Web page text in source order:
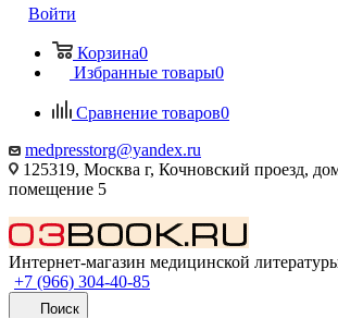
Войти
Корзина0
Избранные товары0
Сравнение товаров0
medpresstorg@yandex.ru
125319, Москва г, Кочновский проезд,
помещение 5
Интернет-магазин медицинской
+7 (966) 304-40-85
Поиск